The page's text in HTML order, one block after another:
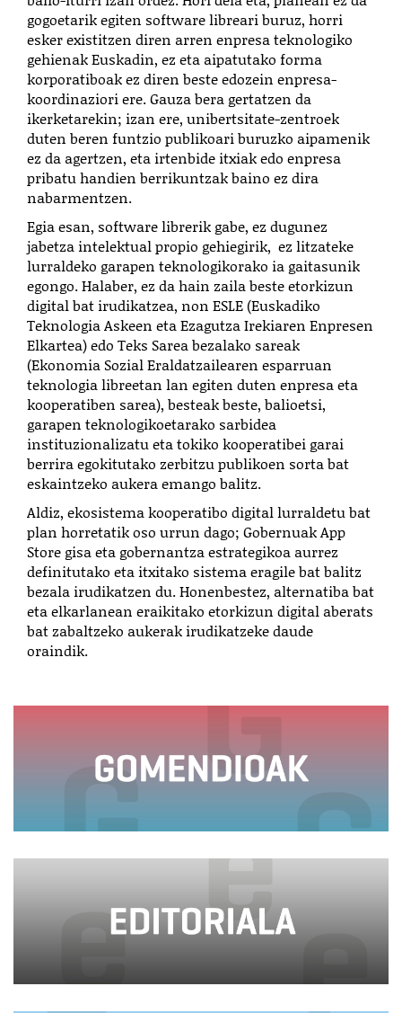
gogoetarik egiten software libreari buruz, horri
esker existitzen diren arren enpresa teknologiko
gehienak Euskadin, ez eta aipatutako forma
korporatiboak ez diren beste edozein enpresa-
koordinaziori ere. Gauza bera gertatzen da
ikerketarekin; izan ere, unibertsitate-zentroek
duten beren funtzio publikoari buruzko aipamenik
ez da agertzen, eta irtenbide itxiak edo enpresa
pribatu handien berrikuntzak baino ez dira
nabarmentzen.
Egia esan, software librerik gabe, ez dugunez
jabetza intelektual propio gehiegirik, ez litzateke
lurraldeko garapen teknologikorako ia gaitasunik
egongo. Halaber, ez da hain zaila beste etorkizun
digital bat irudikatzea, non ESLE (Euskadiko
Teknologia Askeen eta Ezagutza Irekiaren Enpresen
Elkartea) edo Teks Sarea bezalako sareak
(Ekonomia Sozial Eraldatzailearen esparruan
teknologia libreetan lan egiten duten enpresa eta
kooperatiben sarea), besteak beste, balioetsi,
garapen teknologikoetarako sarbidea
instituzionalizatu eta tokiko kooperatibei garai
berrira egokitutako zerbitzu publikoen sorta bat
eskaintzeko aukera emango balitz.
Aldiz, ekosistema kooperatibo digital lurraldetu bat
plan horretatik oso urrun dago; Gobernuak App
Store gisa eta gobernantza estrategikoa aurrez
definitutako eta itxitako sistema eragile bat balitz
bezala irudikatzen du. Honenbestez, alternatiba bat
eta elkarlanean eraikitako etorkizun digital aberats
bat zabaltzeko aukerak irudikatzeke daude
oraindik.